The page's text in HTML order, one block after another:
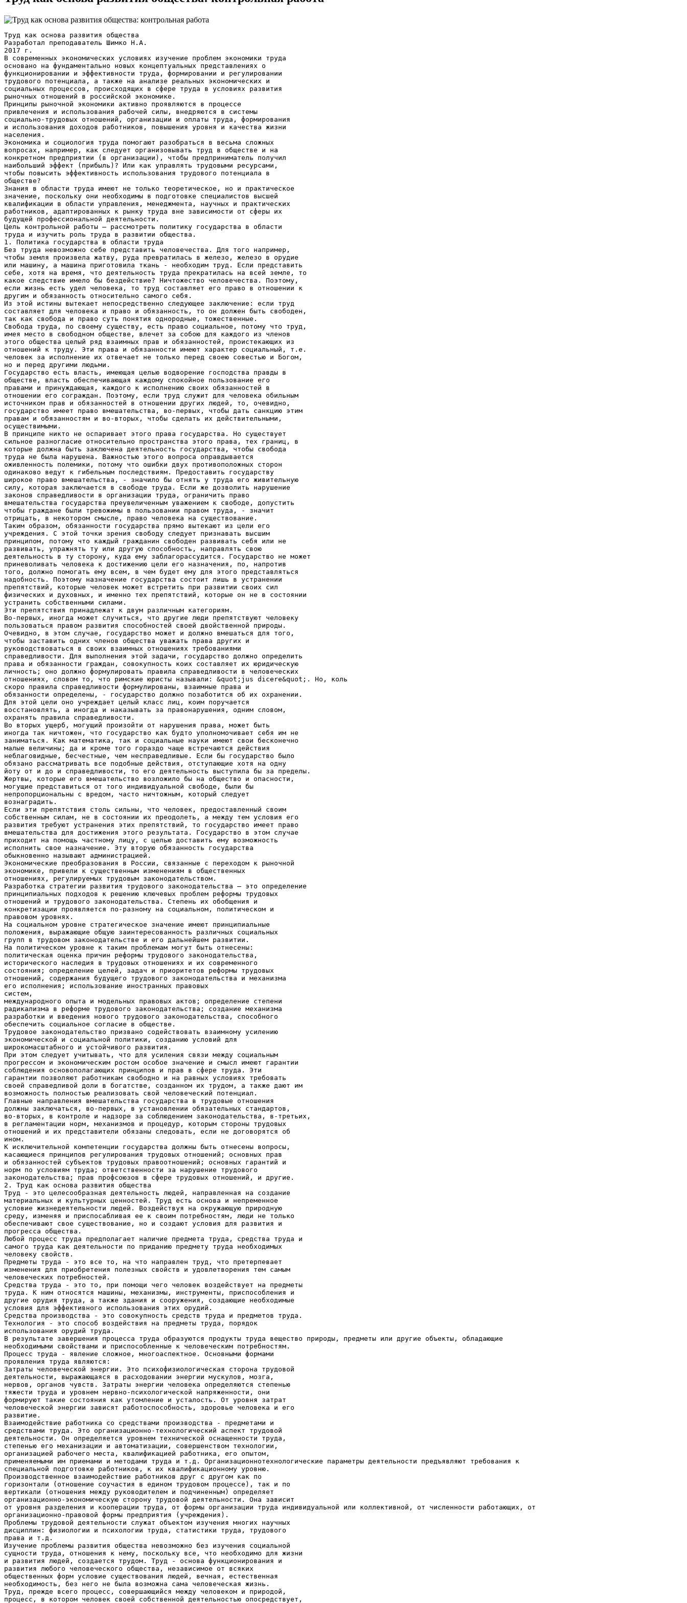
Труд как основа развития общества Разработал преподаватель Шимко Н.А. 2017 г. В современных экономических условиях изучение проблем экономики труда основано на фундаментально новых концептуальных представлениях о функционировании и эффективности труда, формировании и регулировании трудового потенциала, а также на анализе реальных экономических и социальных процессов, происходящих в сфере труда в условиях развития рыночных отношений в российской экономике. Принципы рыночной экономики активно проявляются в процессе привлечения и использования рабочей силы, внедряются в системы социально-трудовых отношений, организации и оплаты труда, формирования и использования доходов работников, повышения уровня и качества жизни населения. Экономика и социология труда помогают разобраться в весьма сложных вопросах, например, как следует организовывать труд в обществе и на конкретном предприятии (в организации), чтобы предприниматель получил наибольший эффект (прибыль)? Или как управлять трудовыми ресурсами, чтобы повысить эффективность использования трудового потенциала в обществе? Знания в области труда имеют не только теоретическое, но и практическое значение, поскольку они необходимы в подготовке специалистов высшей квалификации в области управления, менеджмента, научных и практических работников, адаптированных к рынку труда вне зависимости от сферы их будущей профессиональной деятельности. Цель контрольной работы – рассмотреть политику государства в области труда и изучить роль труда в развитии общества. 1. Политика государства в области труда Без труда невозможно себе представить человечества. Для того например, чтобы земля произвела жатву, руда превратилась в железо, железо в орудие или машину, а машина приготовила ткань - необходим труд. Если представить себе, хотя на время, что деятельность труда прекратилась на всей земле, то какое следствие имело бы бездействие? Ничтожество человечества. Поэтому, если жизнь есть удел человека, то труд составляет его право в отношении к другим и обязанность относительно самого себя. Из этой истины вытекает непосредственно следующее заключение: если труд составляет для человека и право и обязанность, то он должен быть свободен, так как свобода и право суть понятия однородные, тожественные. Свобода труда, по своему существу, есть право социальное, потому что труд, имея место в свободном обществе, влечет за собою для каждого из членов этого общества целый ряд взаимных прав и обязанностей, проистекающих из отношений к труду. Эти права и обязанности имеют характер социальный, т.е. человек за исполнение их отвечает не только перед своею совестью и Богом, но и перед другими людьми. Государство есть власть, имеющая целью водворение господства правды в обществе, власть обеспечивающая каждому спокойное пользование его правами и принуждающая, каждого к исполнению своих обязанностей в отношении его сограждан. Поэтому, если труд служит для человека обильным источником прав и обязанностей в отношении других людей, то, очевидно, государство имеет право вмешательства, во-первых, чтобы дать санкцию этим правам и обязанностям и во-вторых, чтобы сделать их действительными, осуществимыми. В принципе никто не оспаривает этого права государства. Но существует сильное разногласие относительно пространства этого права, тех границ, в которые должна быть заключена деятельность государства, чтобы свобода труда не была нарушена. Важностью этого вопроса оправдывается оживленность полемики, потому что ошибки двух противоположных сторон одинаково ведут к гибельным последствиям. Предоставить государству широкое право вмешательства, - значило бы отнять у труда его живительную силу, которая заключается в свободе труда. Если же дозволить нарушение законов справедливости в организации труда, ограничить право вмешательства государства преувеличенным уважением к свободе, допустить чтобы граждане были тревожимы в пользовании правом труда, - значит отрицать, в некотором смысле, право человека на существование. Таким образом, обязанности государства прямо вытекают из цели его учреждения. С этой точки зрения свободу следует признавать высшим принципом, потому что каждый гражданин свободен развивать себя или не развивать, упражнять ту или другую способность, направлять свою деятельность в ту сторону, куда ему заблагорассудится. Государство не может приневоливать человека к достижению цели его назначения, по, напротив того, должно помогать ему всем, в чем будет ему для этого представляться надобность. Поэтому назначение государства состоит лишь в устранении препятствий, которые человек может встретить при развитии своих сил физических и духовных, и именно тех препятствий, которые он не в состоянии устранить собственными силами. Эти препятствия принадлежат к двум различным категориям. Во-первых, иногда может случиться, что другие люди препятствуют человеку пользоваться правом развития способностей своей двойственной природы. Очевидно, в этом случае, государство может и должно вмешаться для того, чтобы заставить одних членов общества уважать права других и руководствоваться в своих взаимных отношениях требованиями справедливости. Для выполнения этой задачи, государство должно определить права и обязанности граждан, совокупность коих составляет их юридическую личность; оно должно формулировать правила справедливости в человеческих отношениях, словом то, что римские юристы называли: &quot;jus dicere&quot;. Но, коль скоро правила справедливости формулированы, взаимные права и обязанности определены, - государство должно позаботится об их охранении. Для этой цели оно учреждает целый класс лиц, коим поручается восстановлять, а иногда и наказывать за правонарушения, одним словом, охранять правила справедливости. Во вторых ущерб, могущий произойти от нарушения права, может быть иногда так ничтожен, что государство как будто уполномочивает себя им не заниматься. Как математика, так и социальные науки имеют свои бесконечно малые величины; да и кроме того гораздо чаще встречаются действия неблаговидные, бесчестные, чем несправедливые. Если бы государство было обязано рассматривать все подобные действия, отступающие хотя на одну йоту от и до и справедливости, то его деятельность выступила бы за пределы. Жертвы, которые его вмешательство возложило бы на общество и опасности, могущие представиться от того индивидуальной свободе, были бы непропорциональны с вредом, часто ничтожным, который следует вознаградить. Если эти препятствия столь сильны, что человек, предоставленный своим собственным силам, не в состоянии их преодолеть, а между тем условия его развития требуют устранения этих препятствий, то государство имеет право вмешательства для достижения этого результата. Государство в этом случае приходит на помощь частному лицу, с целью доставить ему возможность исполнить свое назначение. Эту вторую обязанность государства обыкновенно называют администрацией. Экономические преобразования в России, связанные с переходом к рыночной экономике, привели к существенным изменениям в общественных отношениях, регулируемых трудовым законодательством. Разработка стратегии развития трудового законодательства – это определение принципиальных подходов к решению ключевых проблем реформы трудовых отношений и трудового законодательства. Степень их обобщения и конкретизации проявляется по-разному на социальном, политическом и правовом уровнях. На социальном уровне стратегическое значение имеют принципиальные положения, выражающие общую заинтересованность различных социальных групп в трудовом законодательстве и его дальнейшем развитии. На политическом уровне к таким проблемам могут быть отнесены: политическая оценка причин реформы трудового законодательства, исторического наследия в трудовых отношениях и их современного состояния; определение целей, задач и приоритетов реформы трудовых отношений, содержания будущего трудового законодательства и механизма его исполнения; использование иностранных правовых систем, международного опыта и модельных правовых актов; определение степени радикализма в реформе трудового законодательства; создание механизма разработки и введения нового трудового законодательства, способного обеспечить социальное согласие в обществе. Трудовое законодательство призвано содействовать взаимному усилению экономической и социальной политики, созданию условий для широкомасштабного и устойчивого развития. При этом следует учитывать, что для усиления связи между социальным прогрессом и экономическим ростом особое значение и смысл имеют гарантии соблюдения основополагающих принципов и прав в сфере труда. Эти гарантии позволяют работникам свободно и на равных условиях требовать своей справедливой доли в богатстве, созданном их трудом, а также дают им возможность полностью реализовать свой человеческий потенциал. Главные направления вмешательства государства в трудовые отношения должны заключаться, во-первых, в установлении обязательных стандартов, во-вторых, в контроле и надзоре за соблюдением законодательства, в-третьих, в регламентации норм, механизмов и процедур, которым стороны трудовых отношений и их представители обязаны следовать, если не договорятся об ином. К исключительной компетенции государства должны быть отнесены вопросы, касающиеся принципов регулирования трудовых отношений; основных прав и обязанностей субъектов трудовых правоотношений; основных гарантий и норм по условиям труда; ответственности за нарушение трудового законодательства; прав профсоюзов в сфере трудовых отношений, и другие. 2. Труд как основа развития общества Труд - это целесообразная деятельность людей, направленная на создание материальных и культурных ценностей. Труд есть основа и непременное условие жизнедеятельности людей. Воздействуя на окружающую природную среду, изменяя и приспосабливая ее к своим потребностям, люди не только обеспечивают свое существование, но и создают условия для развития и прогресса общества. Любой процесс труда предполагает наличие предмета труда, средства труда и самого труда как деятельности по приданию предмету труда необходимых чело